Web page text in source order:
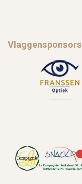
Vlaggensponsors